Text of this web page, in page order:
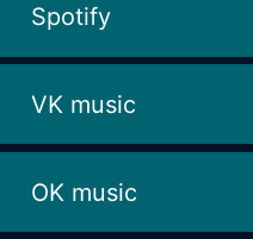
Spotify
VK music
OK music